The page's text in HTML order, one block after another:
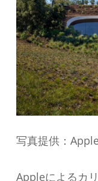
写真提供：Apple
Appleによるカ